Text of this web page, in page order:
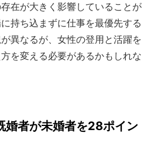
在が大きく影響していることが
持ち込まずに仕事を最優先する
異なるが、女性の登用と活躍を
を変える必要があるかもしれな
婚者が未婚者を28ポイン